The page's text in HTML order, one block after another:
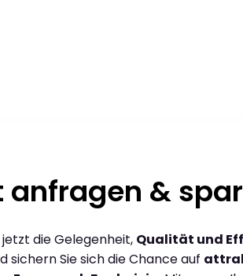
anfragen &
jetzt die Gelegenheit, Qualität und
sichern Sie sich die Chance auf